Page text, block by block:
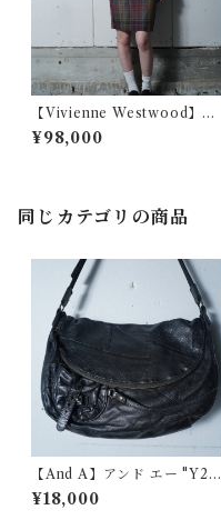
【Vivienne Westwood】ヴ
ィヴィアンウエストウッド ウ
ール100％チェックジャケッ
¥98,000
同じカテゴリの商品
【And A】アンド エー "Y2K
dark wear" フラップレザーシ
ョルダーバッグ black
¥18,000